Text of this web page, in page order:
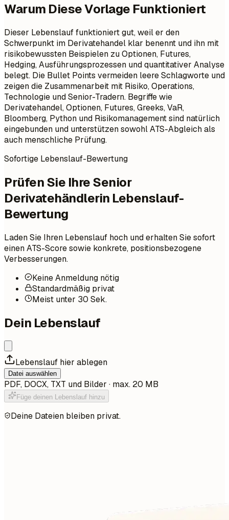
Warum Diese Vorlage Funktioniert
Dieser Lebenslauf funktioniert gut, weil er den
Schwerpunkt im Derivatehandel klar benennt und ihn mit
risikobewussten Beispielen zu Optionen, Futures,
Hedging, Ausführungsprozessen und quantitativer Analyse
belegt. Die Bullet Points vermeiden leere Schlagworte und
zeigen die Zusammenarbeit mit Risiko, Operations,
Technologie und Senior-Tradern. Begriffe wie
Derivatehandel, Optionen, Futures, Greeks, VaR,
Bloomberg, Python und Risikomanagement sind natürlich
eingebunden und unterstützen sowohl ATS-Abgleich als
auch menschliche Prüfung.
Sofortige Lebenslauf-Bewertung
Prüfen Sie Ihre Senior
Derivatehändlerin Lebenslauf-
Bewertung
Laden Sie Ihren Lebenslauf hoch und erhalten Sie sofort
einen ATS-Score sowie konkrete, positionsbezogene
Verbesserungen.
Keine Anmeldung nötig
Standardmäßig privat
Meist unter 30 Sek.
Dein Lebenslauf
Lebenslauf hier ablegen
Datei auswählen
PDF, DOCX, TXT und Bilder · max. 20 MB
Füge deinen Lebenslauf hinzu
Deine Dateien bleiben privat.